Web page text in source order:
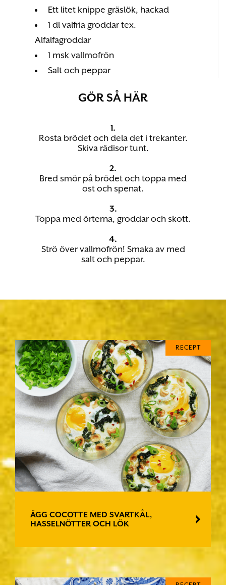
Ett litet knippe gräslök, hackad
1 dl valfria groddar tex.
Alfalfagroddar
1 msk vallmofrön
Salt och peppar
GÖR SÅ HÄR
1.
Rosta brödet och dela det i trekanter.
Skiva rädisor tunt.
2.
Bred smör på brödet och toppa med
ost och spenat.
3.
Toppa med örterna, groddar och skott.
4.
Strö över vallmofrön! Smaka av med
salt och peppar.
RECEPT
ÄGG COCOTTE MED SVARTKÅL,
HASSELNÖTTER OCH LÖK